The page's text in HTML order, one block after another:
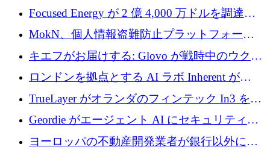
事業を開始
Focused Energy が 2 億 4,000 万ドルを調達、
TrueLayer が In3 を買収、ロンドンが首位の座
を奪還
MokN、個人情報盗難防止プラットフォーム
の成長のためにシリーズ A で 1,500 万ドルを
調達
キエフがお届けする: Glovo が戦時中のウクラ
イナで最も急速に成長する市場の 1 つをどの
ように拡大したか
ロンドンを拠点とする AI ラボ Inherent が
5,000 万ドルの資金調達でステルスから浮上
TrueLayer がオランダのフィンテック In3 を買
収、チェックアウト時にクレジットを提供
Geordie がエージェント AI にセキュリティと
ガバナンスをもたらすために 3,000 万ドルを
ヨーロッパの不動産開発業者が銀行以外にも